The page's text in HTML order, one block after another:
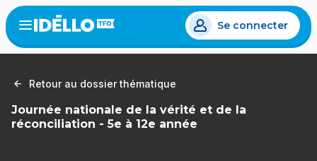
Aller
au
contenu
principal
Open
menu
Se connecter
Retour au dossier thématique
Journée nationale de la vérité et de la
réconciliation - 5e à 12e année